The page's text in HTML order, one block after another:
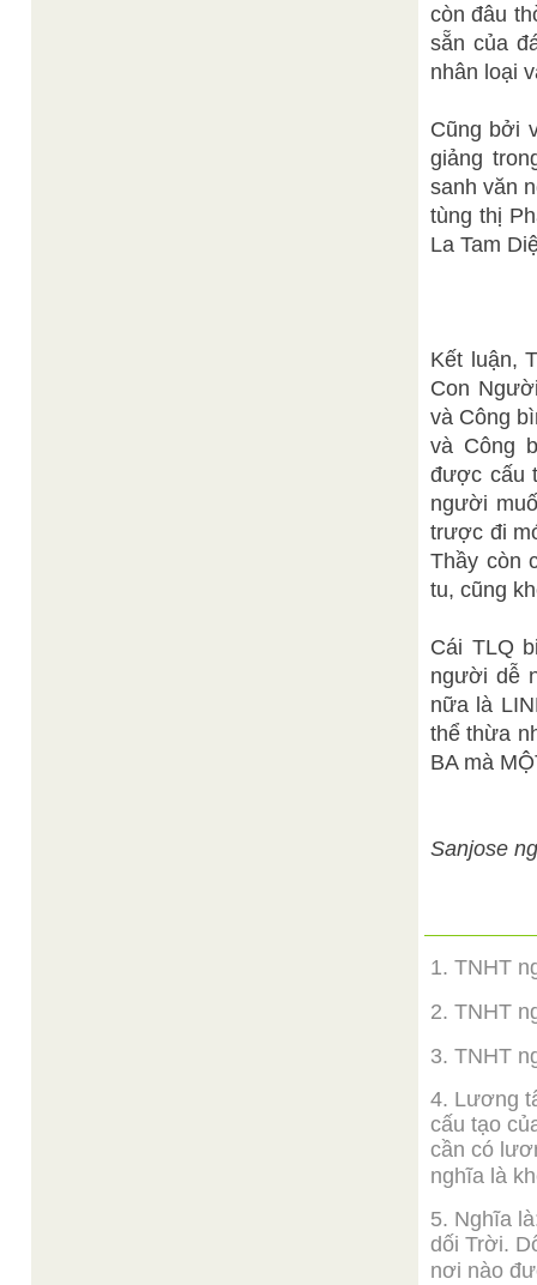
còn đâu
sẵn của
nhân loại
Cũng bởi
giảng
sanh văn
tùng thị
La Tam
Kết luận,
Con
và Công
và Công
được cấu
người
trược đi
Thầy còn
tu, cũng
Cái TLQ
người dễ
nữa là
thể thừa
BA mà
Sanjose
1. TNHT
2. TNHT
3. TNHT
4. Lương
cấu tạo
cần có
nghĩa là
5. Nghĩa
dối Trời.
nơi nào